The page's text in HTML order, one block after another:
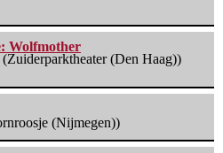
Wolfmother
(Den Haag))
(Nijmegen))